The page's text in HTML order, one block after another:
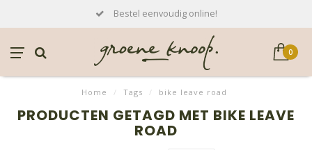
Bestel eenvoudig online!
0
Home / Tags / bike leave road
PRODUCTEN GETAGD MET BIKE LEAVE
ROAD